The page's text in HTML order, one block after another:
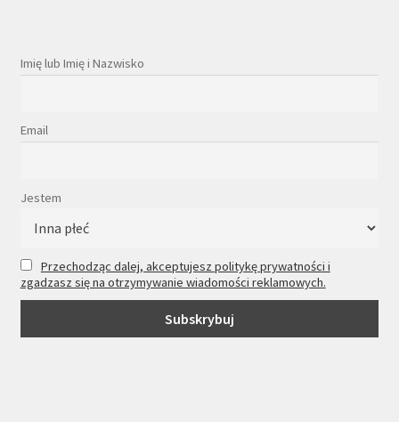
Imię lub Imię i Nazwisko
Email
Jestem
Przechodząc dalej, akceptujesz politykę prywatności i
zgadzasz się na otrzymywanie wiadomości reklamowych.